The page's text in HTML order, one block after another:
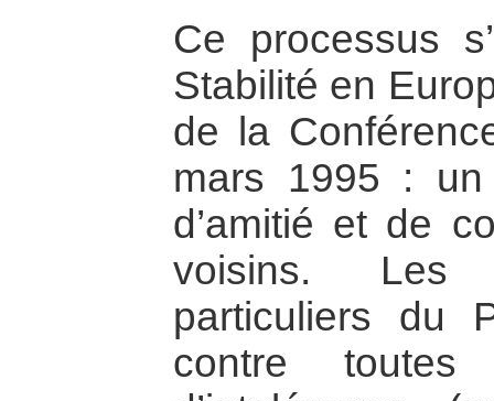
Ce processus
Stabilité en
de la
mars 1995 : un
d’amitié et de
voisins. Les
particuliers du
contre toutes